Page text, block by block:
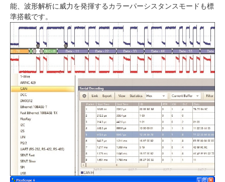
能、波形解析に威力を発揮するカラーパーシスタンスモードも標
準搭載です。